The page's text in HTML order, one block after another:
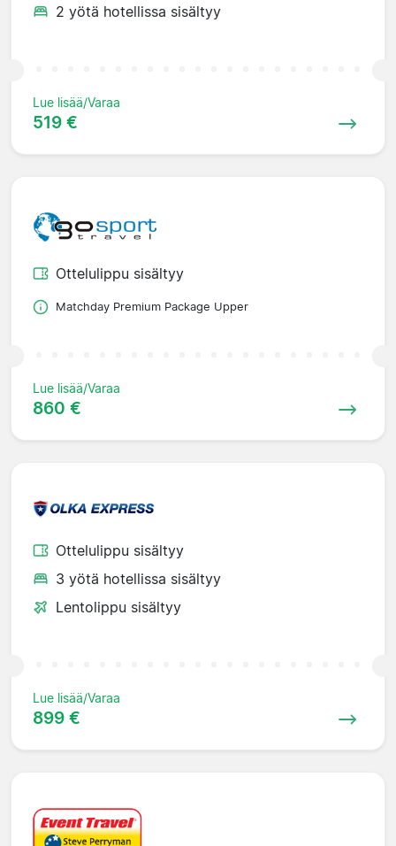
2 yötä hotellissa sisältyy
Lue lisää/Varaa
519 €
Ottelulippu sisältyy
Matchday Premium Package Upper
Lue lisää/Varaa
860 €
Ottelulippu sisältyy
3 yötä hotellissa sisältyy
Lentolippu sisältyy
Lue lisää/Varaa
899 €